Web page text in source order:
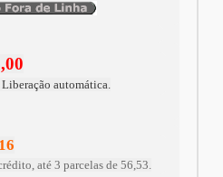
automática.
até 3 parcelas de 56,53.